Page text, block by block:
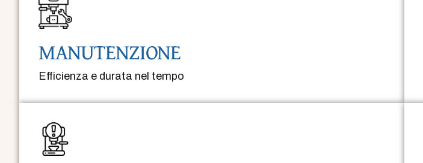
MANUTENZIONE
Efficienza e durata nel tempo